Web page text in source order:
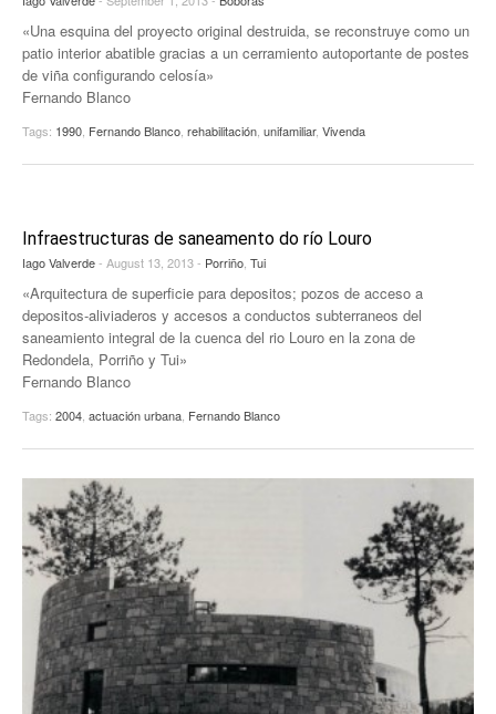
«Una esquina del proyecto original destruida, se reconstruye como un
patio interior abatible gracias a un cerramiento autoportante de postes
de viña configurando celosía»
Fernando Blanco
Tags: 1990 Fernando Blanco rehabilitación unifamiliar, Vivenda
Infraestructuras de saneamento do río Louro
Iago Valverde- August 13, 2013 - Porriño Tui
«Arquitectura de superficie para depositos; pozos de acceso a
depositos-aliviaderos y accesos a conductos subterraneos del
saneamiento integral de la cuenca del rio Louro en la zona de
Redondela, Porriño y Tui»
Fernando Blanco
Tags: 2004 actuación urbana Fernando Blanco